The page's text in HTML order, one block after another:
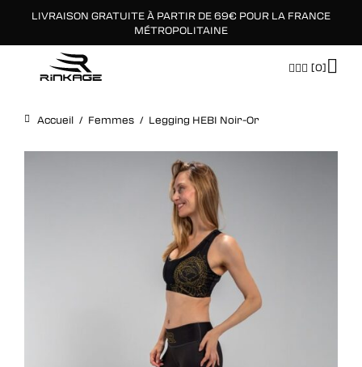
LIVRAISON GRATUITE À PARTIR DE 69€ POUR LA FRANCE
MÉTROPOLITAINE
[0]
Accueil / Femmes / Legging HEBI Noir-Or